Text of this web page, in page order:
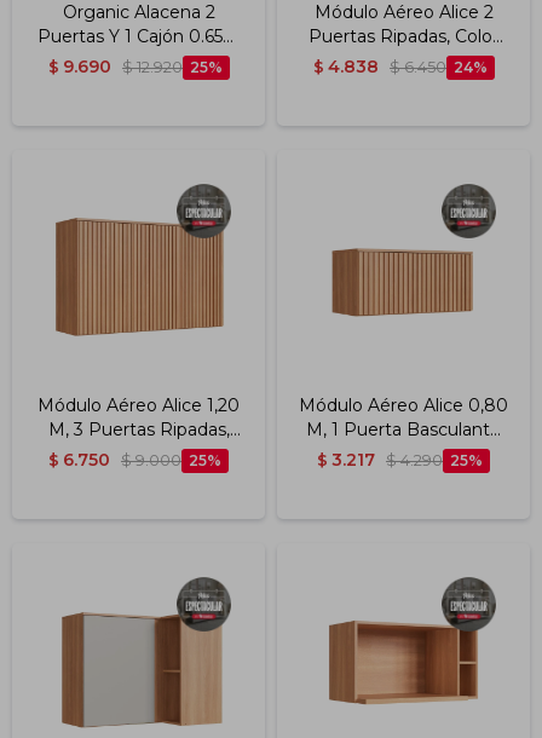
Organic Alacena 2
Puertas Y 1 Cajón 0.65m
Color Nature/sand
$ 9.690 $ 12.920 25
Módulo Aéreo Alice 2
Puertas Ripadas, Color
Freijó 0,80 M
$ 4.838 $ 6.450 24
Módulo Aéreo Alice 1,20
M, 3 Puertas Ripadas,
Color Freijó
$ 6.750 $ 9.000 25
Módulo Aéreo Alice 0,80
M, 1 Puerta Basculante
Ripada, Color Freijó
$ 3.217 $ 4.290 25